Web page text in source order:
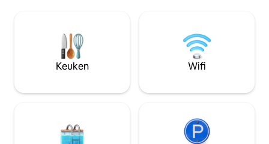
minuten lopen naar het strand, op 5
minuten rijden naar de luchthaven en
dicht bij alle voorzieningen. Je kunt snel
gebruikmaken van de strategische
Keuken Wifi